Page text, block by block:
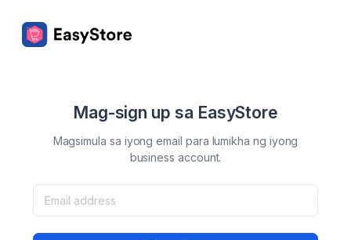
Mag-sign up sa EasyStore
Magsimula sa iyong email para lumikha ng iyong
business account.